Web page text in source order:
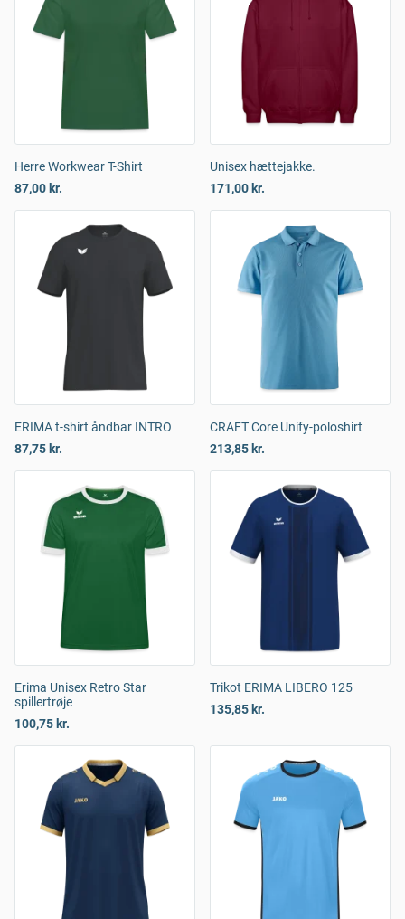
Herre Workwear T-Shirt
87,00 kr.
Unisex hættejakke.
171,00 kr.
ERIMA t-shirt åndbar INTRO
87,75 kr.
CRAFT Core Unify-poloshirt
213,85 kr.
Erima Unisex Retro Star
spillertrøje
100,75 kr.
Trikot ERIMA LIBERO 125
135,85 kr.